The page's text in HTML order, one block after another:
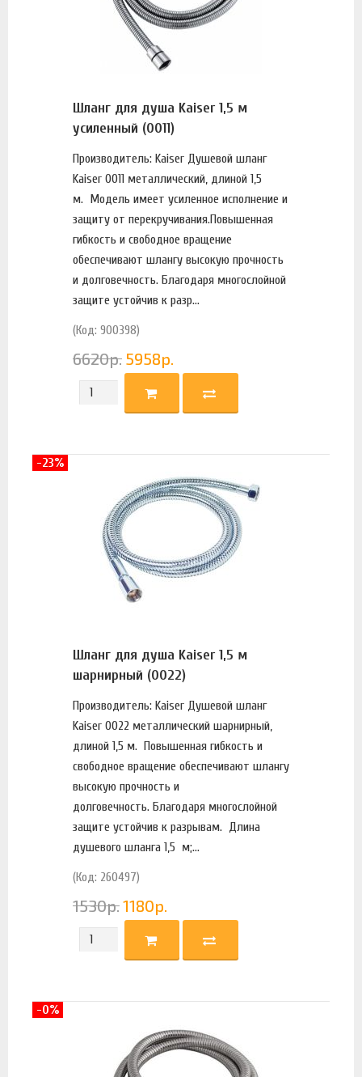
Шланг для душа Kaiser 1,5 м
усиленный (0011)
Производитель: Kaiser Душевой шланг
Kaiser 0011 металлический, длиной 1,5
м. Модель имеет усиленное исполнение и
защиту от перекручивания.Повышенная
гибкость и свободное вращение
обеспечивают шлангу высокую прочность
и долговечность. Благодаря многослойной
защите устойчив к разр...
(Код: 900398)
6620р. 5958р.
Шланг для душа Kaiser 1,5 м
шарнирный (0022)
Производитель: Kaiser Душевой шланг
Kaiser 0022 металлический шарнирный,
длиной 1,5 м. Повышенная гибкость и
свободное вращение обеспечивают шлангу
высокую прочность и
долговечность. Благодаря многослойной
защите устойчив к разрывам. Длина
душевого шланга 1,5 м;...
(Код: 260497)
1530р.1180р.
-23%
-0%